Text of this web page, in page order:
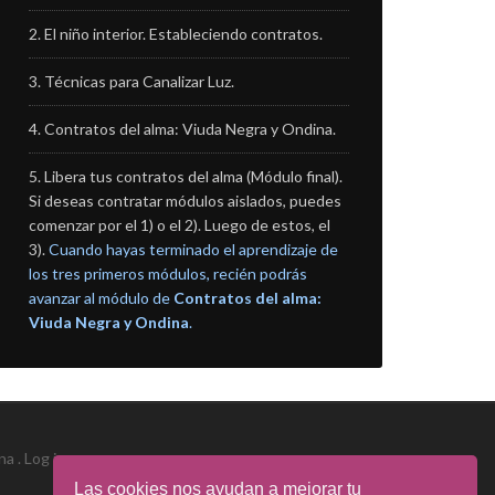
Las cookies nos ayudan a mejorar tu
El niño interior. Estableciendo contratos.
Técnicas para Canalizar Luz.
Contratos del alma: Viuda Negra y Ondina.
Libera tus contratos del alma (Módulo final).
Si deseas contratar módulos aislados, puedes
comenzar por el 1) o el 2). Luego de estos, el
3).Cuando hayas terminado el aprendizaje de
los tres primeros módulos, recién podrás
avanzar al módulo de Contratos del alma:
Viuda Negra y Ondina.
. Log in